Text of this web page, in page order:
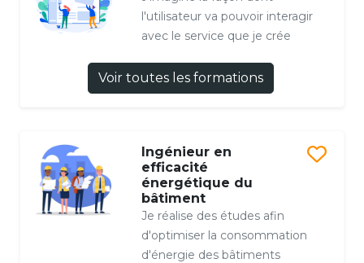
l'utilisateur va pouvoir interagir
avec le service que je crée
Voir toutes les formations
Ingénieur en
efficacité
énergétique du
bâtiment
Je réalise des études afin
d'optimiser la consommation
d'énergie des bâtiments